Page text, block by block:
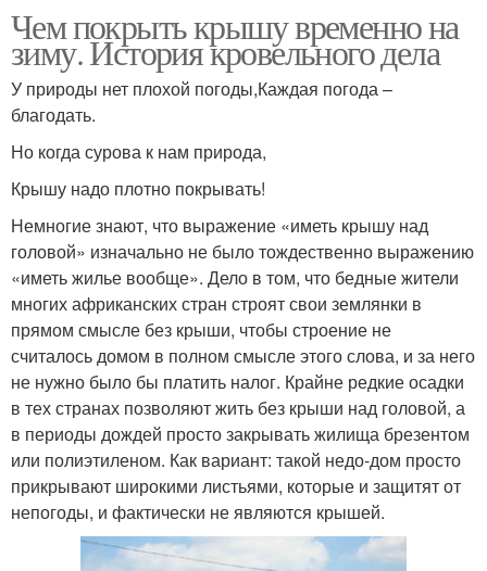
Чем покрыть крышу временно на
зиму. История кровельного дела
У природы нет плохой погоды,Каждая погода –
благодать.
Но когда сурова к нам природа,
Крышу надо плотно покрывать!
Немногие знают, что выражение «иметь крышу над
головой» изначально не было тождественно выражению
«иметь жилье вообще». Дело в том, что бедные жители
многих африканских стран строят свои землянки в
прямом смысле без крыши, чтобы строение не
считалось домом в полном смысле этого слова, и за него
не нужно было бы платить налог. Крайне редкие осадки
в тех странах позволяют жить без крыши над головой, а
в периоды дождей просто закрывать жилища брезентом
или полиэтиленом. Как вариант: такой недо-дом просто
прикрывают широкими листьями, которые и защитят от
непогоды, и фактически не являются крышей.